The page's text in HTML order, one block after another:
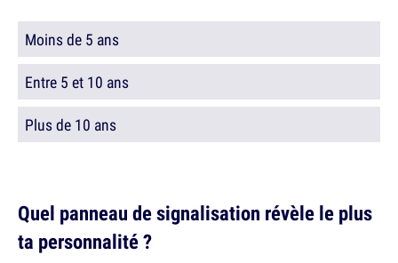
Moins de 5 ans
Entre 5 et 10 ans
Plus de 10 ans
Quel panneau de signalisation révèle le plus
ta personnalité ?